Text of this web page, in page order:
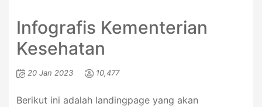
Infografis Kementerian
Kesehatan
20 Jan 2023 10,477
Berikut ini adalah landingpage yang akan